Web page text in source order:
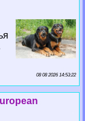
08 08 2026 14:53:22